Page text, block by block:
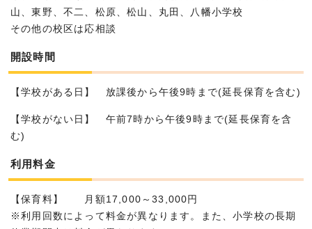
山、東野、不二、松原、松山、丸田、八幡小学校
その他の校区は応相談
開設時間
【学校がある日】 放課後から午後9時まで(延長保育を含む)
【学校がない日】 午前7時から午後9時まで(延長保育を含
む)
利用料金
【保育料】 月額17,000～33,000円
※利用回数によって料金が異なります。また、小学校の長期